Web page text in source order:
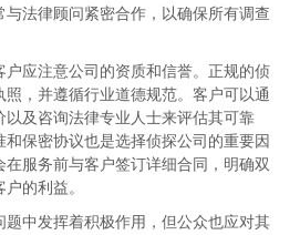
法律顾问紧密合作，以确保所有调查
应注意公司的资质和信誉。正规的侦
，并遵循行业道德规范。客户可以通
及咨询法律专业人士来评估其可靠
保密协议也是选择侦探公司的重要因
服务前与客户签订详细合同，明确双
的利益。
题中发挥着积极作用，但公众也应对其